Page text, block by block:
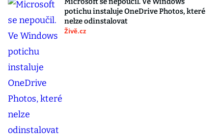
potichu instaluje OneDrive Photos, které
nelze odinstalovat
Živě.cz